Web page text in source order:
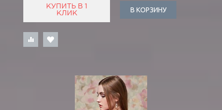
КУПИТЬ В 1
КЛИК
В КОРЗИНУ